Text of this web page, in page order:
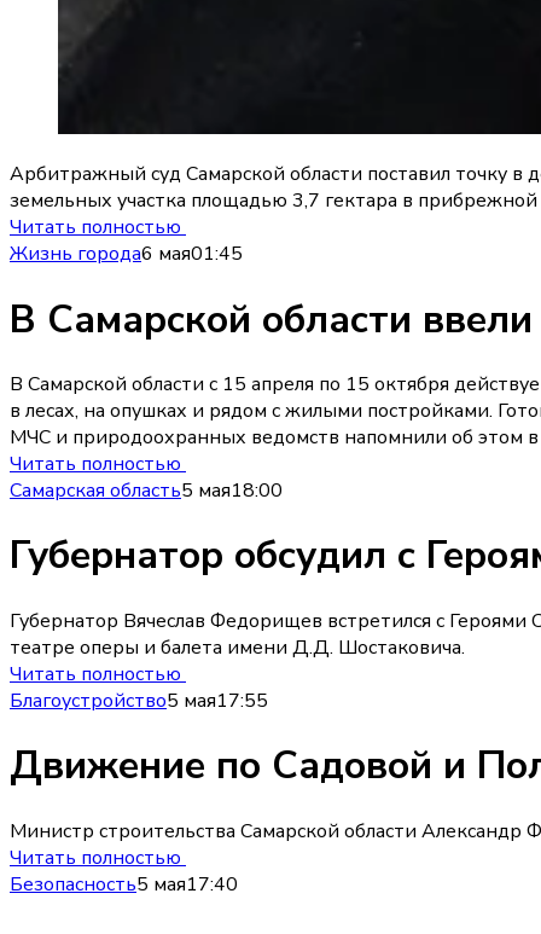
Арбитражный суд Самарской области поставил точку в
земельных участка площадью 3,7 гектара в
Читать полностью
Жизнь города6 мая01:45
В Самарской области
В Самарской области с 15 апреля по 15 октября
в лесах, на опушках и рядом с жилыми постройками.
МЧС и природоохранных ведомств напомнили об этом
Читать полностью
Самарская область5 мая18:00
Губернатор обсудил с
Губернатор Вячеслав Федорищев встретился с
театре оперы и балета имени Д.Д. Шостаковича.
Читать полностью
Благоустройство5 мая17:55
Движение по Садовой и
Министр строительства Самарской области
Читать полностью
Безопасность5 мая17:40